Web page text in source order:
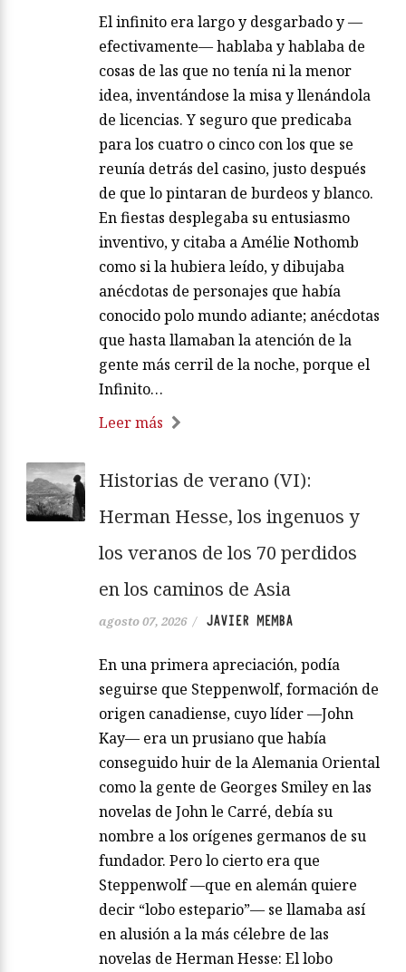
El infinito era largo y desgarbado y —
efectivamente— hablaba y hablaba de
cosas de las que no tenía ni la menor
idea, inventándose la misa y llenándola
de licencias. Y seguro que predicaba
para los cuatro o cinco con los que se
reunía detrás del casino, justo después
de que lo pintaran de burdeos y blanco.
En fiestas desplegaba su entusiasmo
inventivo, y citaba a Amélie Nothomb
como si la hubiera leído, y dibujaba
anécdotas de personajes que había
conocido polo mundo adiante; anécdotas
que hasta llamaban la atención de la
gente más cerril de la noche, porque el
Infinito…
Leer más
Historias de verano (VI):
Herman Hesse, los ingenuos y
los veranos de los 70 perdidos
en los caminos de Asia
agosto 07, 2026 / JAVIER MEMBA
En una primera apreciación, podía
seguirse que Steppenwolf, formación de
origen canadiense, cuyo líder —John
Kay— era un prusiano que había
conseguido huir de la Alemania Oriental
como la gente de Georges Smiley en las
novelas de John le Carré, debía su
nombre a los orígenes germanos de su
fundador. Pero lo cierto era que
Steppenwolf —que en alemán quiere
decir “lobo estepario”— se llamaba así
en alusión a la más célebre de las
novelas de Herman Hesse: El lobo